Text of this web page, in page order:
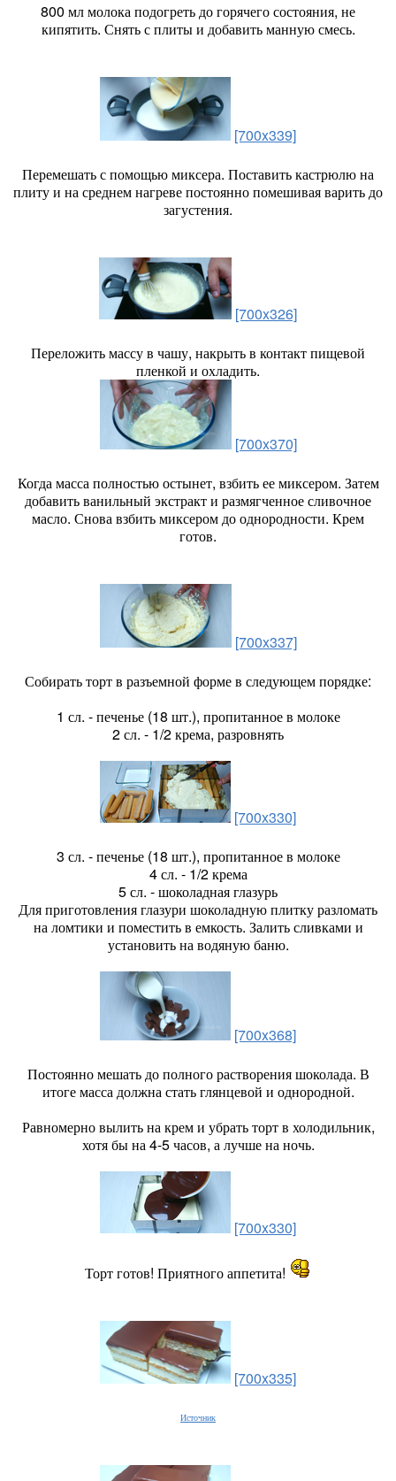
800 мл молока подогреть до горячего состояния, не
кипятить. Снять с плиты и добавить манную смесь.
[700x339]
Перемешать с помощью миксера. Поставить кастрюлю на
плиту и на среднем нагреве постоянно помешивая варить до
загустения.
[700x326]
Переложить массу в чашу, накрыть в контакт пищевой
пленкой и охладить.
[700x370]
Когда масса полностью остынет, взбить ее миксером. Затем
добавить ванильный экстракт и размягченное сливочное
масло. Снова взбить миксером до однородности. Крем
готов.
[700x337]
Собирать торт в разъемной форме в следующем порядке:
1 сл. - печенье (18 шт.), пропитанное в молоке
2 сл. - 1/2 крема, разровнять
[700x330]
3 сл. - печенье (18 шт.), пропитанное в молоке
4 сл. - 1/2 крема
5 сл. - шоколадная глазурь
Для приготовления глазури шоколадную плитку разломать
на ломтики и поместить в емкость. Залить сливками и
установить на водяную баню.
[700x368]
Постоянно мешать до полного растворения шоколада. В
итоге масса должна стать глянцевой и однородной.
Равномерно вылить на крем и убрать торт в холодильник,
хотя бы на 4-5 часов, а лучше на ночь.
[700x330]
Торт готов! Приятного аппетита!
[700x335]
Источник